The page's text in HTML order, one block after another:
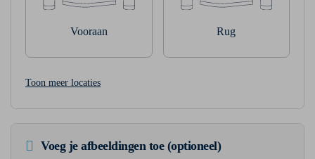
Vooraan Rug
Toon meer locaties
Voeg je afbeeldingen toe (optioneel)